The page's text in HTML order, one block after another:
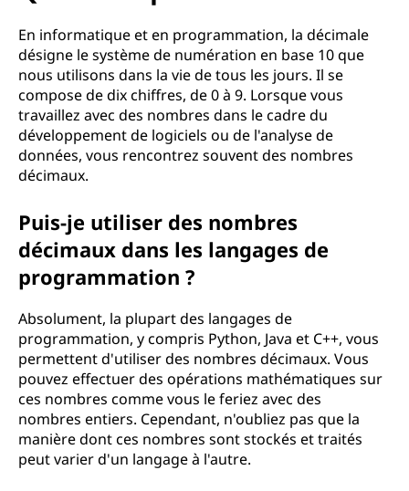
En informatique et en programmation, la décimale
désigne le système de numération en base 10 que
nous utilisons dans la vie de tous les jours. Il se
compose de dix chiffres, de 0 à 9. Lorsque vous
travaillez avec des nombres dans le cadre du
développement de logiciels ou de l'analyse de
données, vous rencontrez souvent des nombres
décimaux.
Puis-je utiliser des nombres
décimaux dans les langages de
programmation ?
Absolument, la plupart des langages de
programmation, y compris Python, Java et C++, vous
permettent d'utiliser des nombres décimaux. Vous
pouvez effectuer des opérations mathématiques sur
ces nombres comme vous le feriez avec des
nombres entiers. Cependant, n'oubliez pas que la
manière dont ces nombres sont stockés et traités
peut varier d'un langage à l'autre.